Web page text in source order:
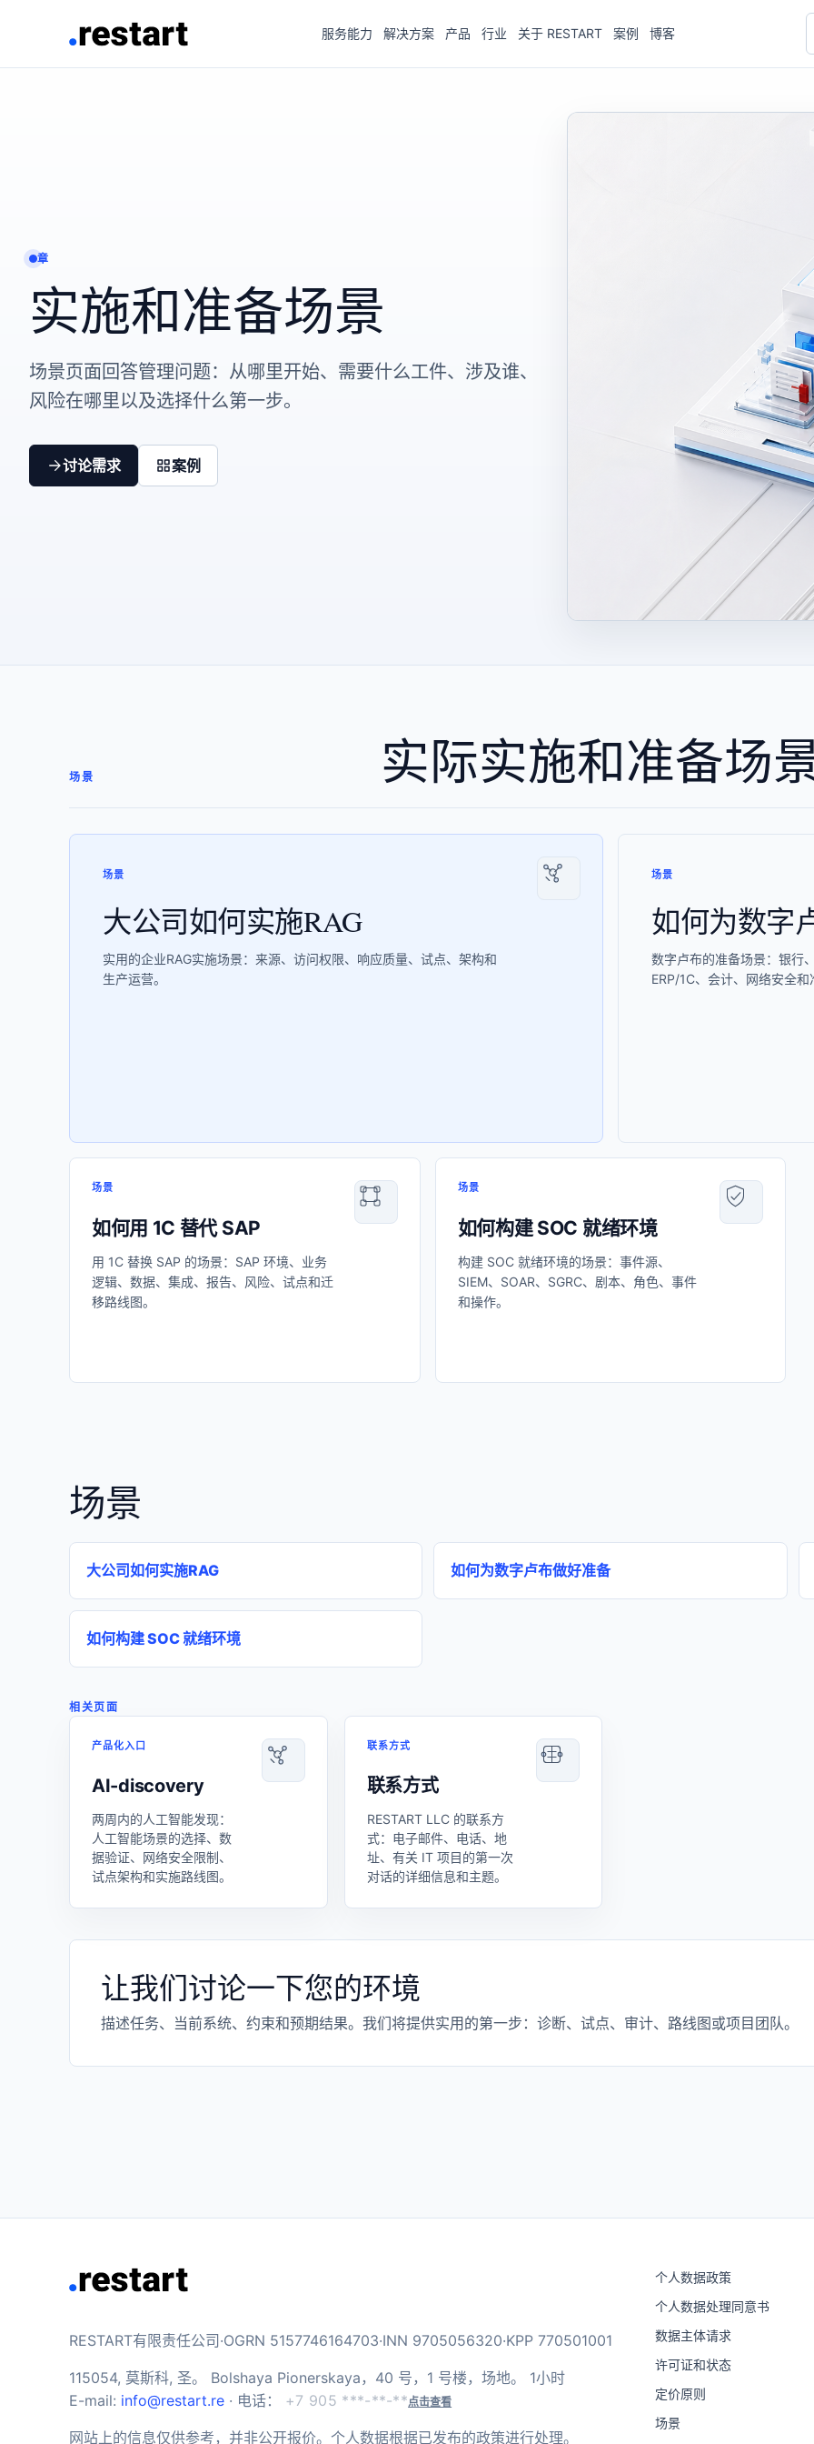
服务能力 解决方案 产品 行业 关于 RESTART 案例 博客
章
实施和准备场景
场景页面回答管理问题：从哪里开始、需要什么工件、涉及谁、
风险在哪里以及选择什么第一步。
讨论需求 案例
场景 实际实施和准备场
场景
大公司如何实施RAG
实用的企业RAG实施场景：来源、访问权限、响应质量、试点、架构和
生产运营。
场景
如何为数字
数字卢布的准备场景：银行
ERP/1C、会计、网络安全
场景
如何用 1C 替代 SAP
用 1C 替换 SAP 的场景：SAP 环境、业务
逻辑、数据、集成、报告、风险、试点和迁
移路线图。
场景
如何构建 SOC 就绪环境
构建 SOC 就绪环境的场景：事件源、
SIEM、SOAR、SGRC、剧本、角色、事件
和操作。
场景
大公司如何实施RAG 如何为数字卢布做好准备
如何构建 SOC 就绪环境
相关页面
产品化入口
AI-discovery
两周内的人工智能发现：
人工智能场景的选择、数
据验证、网络安全限制、
试点架构和实施路线图。
联系方式
联系方式
RESTART LLC 的联系方
式：电子邮件、电话、地
址、有关 IT 项目的第一次
对话的详细信息和主题。
让我们讨论一下您的环境
描述任务、当前系统、约束和预期结果。我们将提供实用的第一步：诊断、试点、审计、路线图或项目团队。
RESTART有限责任公司·OGRN 5157746164703·INN 9705056320·KPP 770501001
115054, 莫斯科, 圣。 Bolshaya Pionerskaya，40 号，1 号楼，场地。 1小时
E-mail: info@restart.re · 电话： +7 905 ***-**-**点击查看
网站上的信息仅供参考，并非公开报价。个人数据根据已发布的政策进行处理。
个人数据政策
个人数据处理同意书
数据主体请求
许可证和状态
定价原则
场景